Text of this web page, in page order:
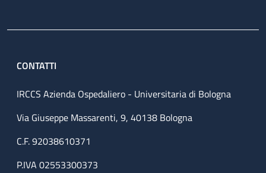
CONTATTI
IRCCS Azienda Ospedaliero - Universitaria di Bologna
Via Giuseppe Massarenti, 9, 40138 Bologna
C.F. 92038610371
P.IVA 02553300373